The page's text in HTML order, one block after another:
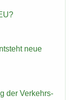
neue
der Ver­kehrs­